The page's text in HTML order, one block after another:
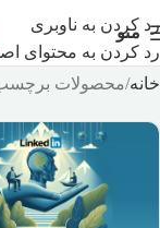
رد کردن به ناوبری
رد کردن به محتوای
منو
خانه محصولات برچسب